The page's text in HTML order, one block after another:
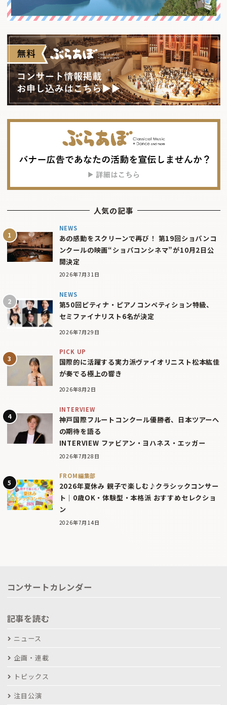
人気の記事
NEWS
あの感動をスクリーンで再び！ 第19回ショパンコ
ンクールの映画“ショパコンシネマ”が10月2日公
開決定
2026年7月31日
NEWS
第50回ピティナ・ピアノコンペティション特級、
セミファイナリスト6名が決定
2026年7月29日
PICK UP
国際的に活躍する実力派ヴァイオリニスト松本紘佳
が奏でる極上の響き
2026年8月2日
INTERVIEW
神戸国際フルートコンクール優勝者、日本ツアーへ
の期待を語る
INTERVIEW ファビアン・ヨハネス・エッガー
2026年7月28日
FROM編集部
2026年夏休み 親子で楽しむ♪クラシックコンサー
ト｜0歳OK・体験型・本格派 おすすめセレクショ
ン
2026年7月14日
コンサートカレンダー
記事を読む
ニュース
企画・連載
トピックス
注目公演